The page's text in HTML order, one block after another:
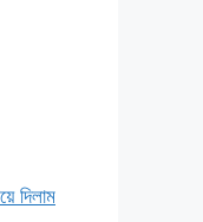
দিলাম